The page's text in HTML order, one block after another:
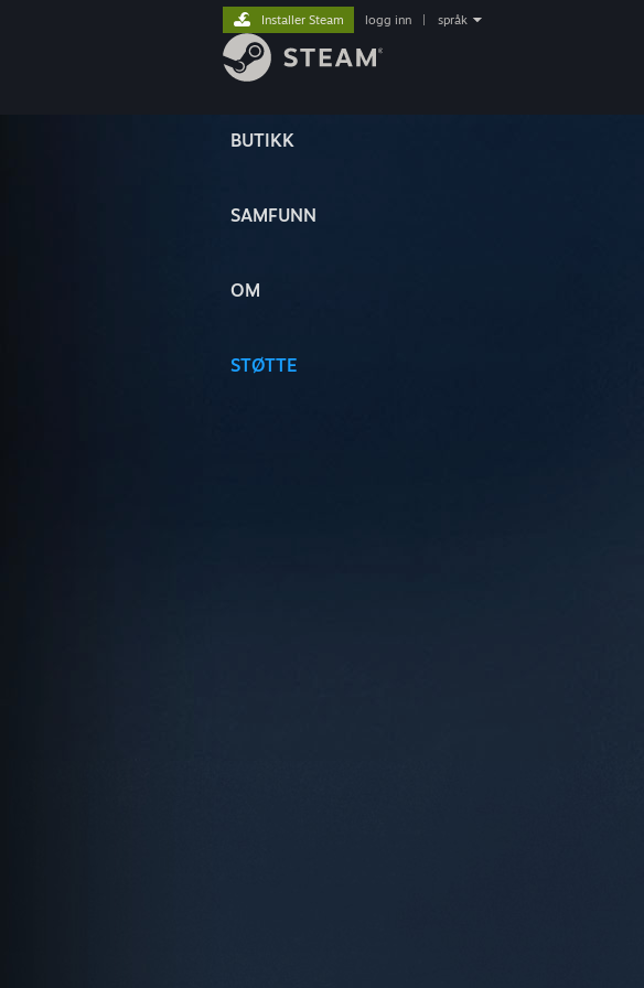
BUTIKK
SAMFUNN
OM
STØTTE
Installer Steam logg inn språk